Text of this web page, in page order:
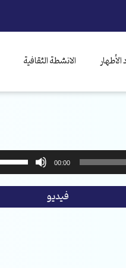
الانشطة الثقافية
00:00
فيديو